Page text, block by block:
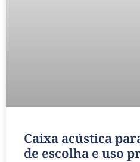
Caixa acústica
de escolha e uso